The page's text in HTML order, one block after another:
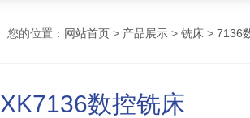
您的位置： 网站首页 > 产品展示 > 铣床 > 7136
XK7136数控铣床